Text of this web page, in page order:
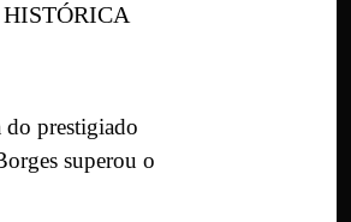
do prestigiado
superou o